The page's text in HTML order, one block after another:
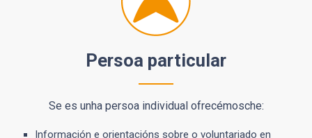
Persoa particular
Se es unha persoa individual ofrecémosche:
Información e orientacións sobre o voluntariado en